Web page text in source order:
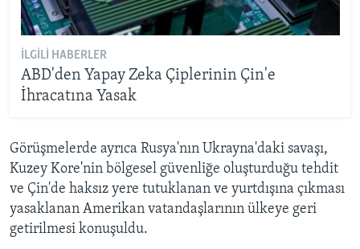
İLGILI HABERLER
ABD'den Yapay Zeka Çiplerinin Çin'e
İhracatına Yasak
Görüşmelerde ayrıca Rusya'nın Ukrayna'daki savaşı,
Kuzey Kore'nin bölgesel güvenliğe oluşturduğu tehdit
ve Çin'de haksız yere tutuklanan ve yurtdışına çıkması
yasaklanan Amerikan vatandaşlarının ülkeye geri
getirilmesi konuşuldu.